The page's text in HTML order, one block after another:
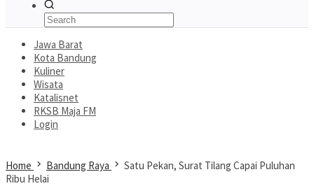
Jawa Barat
Kota Bandung
Kuliner
Wisata
Katalisnet
RKSB Maja FM
Login
Home Bandung Raya
Satu Pekan, Surat Tilang Capai Puluhan
Ribu Helai